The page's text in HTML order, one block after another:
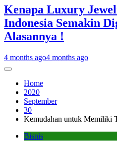
Kenapa Luxury
Indonesia Semakin
Alasannya !
4 months ago4 months ago
Home
2020
September
30
Kemudahan untuk Memiliki
Bisnis